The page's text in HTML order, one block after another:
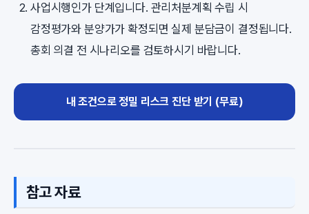
사업시행인가 단계입니다. 관리처분계획 수립 시
감정평가와 분양가가 확정되면 실제 분담금이 결정됩니다.
총회 의결 전 시나리오를 검토하시기 바랍니다.
내 조건으로 정밀 리스크 진단 받기 (무료)
참고 자료